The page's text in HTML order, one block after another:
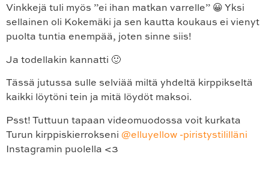
Vinkkejä tuli myös ”ei ihan matkan varrelle” 😀 Yksi
sellainen oli Kokemäki ja sen kautta koukaus ei vienyt
puolta tuntia enempää, joten sinne siis!
Ja todellakin kannatti 🙂
Tässä jutussa sulle selviää miltä yhdeltä kirppikseltä
kaikki löytöni tein ja mitä löydöt maksoi.
Psst! Tuttuun tapaan videomuodossa voit kurkata
Turun kirppiskierrokseni @elluyellow -piristystililläni
Instagramin puolella <3